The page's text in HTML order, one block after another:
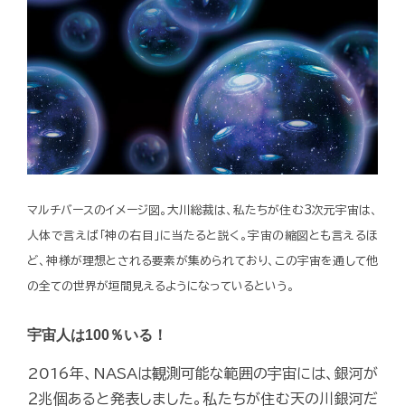
マルチバースのイメージ図。大川総裁は、私たちが住む3次元宇宙は、
人体で言えば「神の右目」に当たると説く。宇宙の縮図とも言えるほ
ど、神様が理想とされる要素が集められており、この宇宙を通して他
の全ての世界が垣間見えるようになっているという。
宇宙人は100％いる！
2016年、NASAは観測可能な範囲の宇宙には、銀河が
２兆個あると発表しました。私たちが住む天の川銀河だ